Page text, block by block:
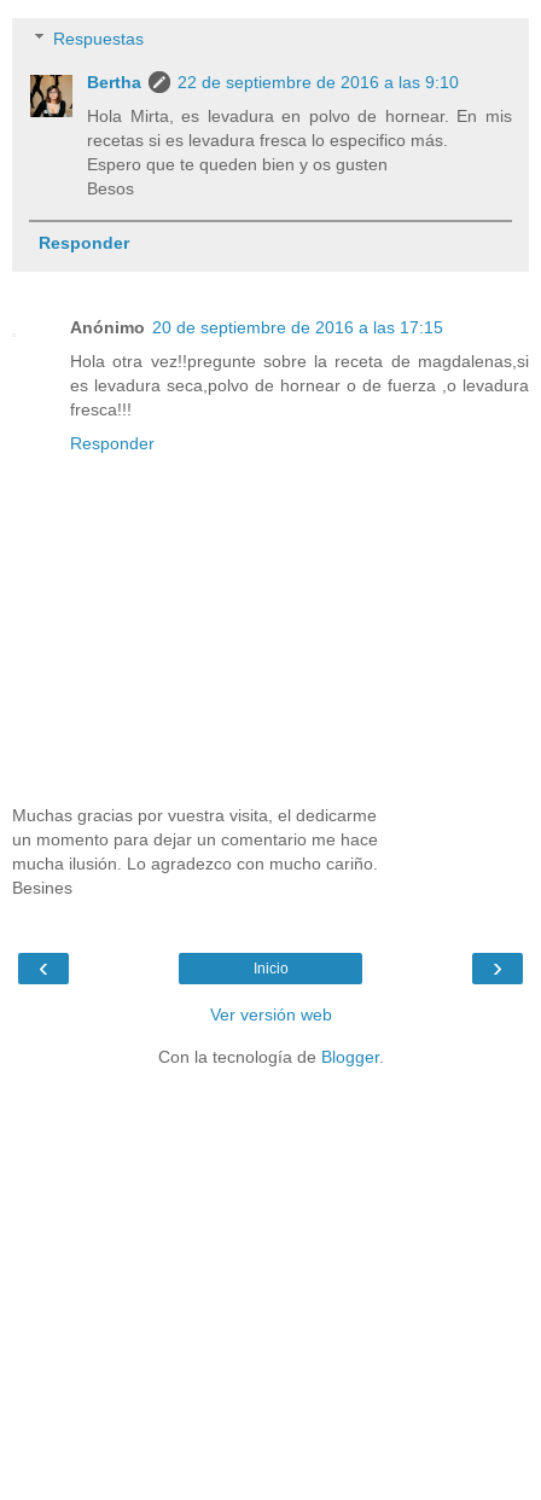
Respuestas
Bertha
22 de septiembre de 2016 a las 9:10
Hola Mirta, es levadura en polvo de hornear. En mis
recetas si es levadura fresca lo especifico más.
Espero que te queden bien y os gusten
Besos
Responder
Anónimo 20 de septiembre de 2016 a las 17:15
Hola otra vez!!pregunte sobre la receta de magdalenas,si
es levadura seca,polvo de hornear o de fuerza ,o levadura
fresca!!!
Responder
Muchas gracias por vuestra visita, el dedicarme
un momento para dejar un comentario me hace
mucha ilusión. Lo agradezco con mucho cariño.
Besines
‹ ›
Inicio
Ver versión web
Con la tecnología de Blogger.